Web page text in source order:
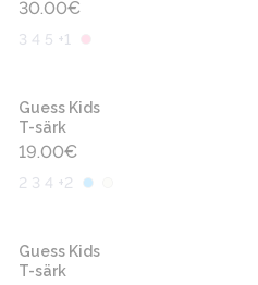
30.00€
3 4 5 +1
Guess Kids
T-särk
19.00€
2 3 4 +2
Guess Kids
T-särk